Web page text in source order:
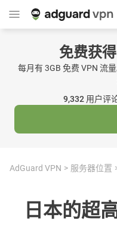
免费获
每月有 3GB 免费 VPN 流
9,332 用户评
AdGuard VPN 服务器位置
日本的超